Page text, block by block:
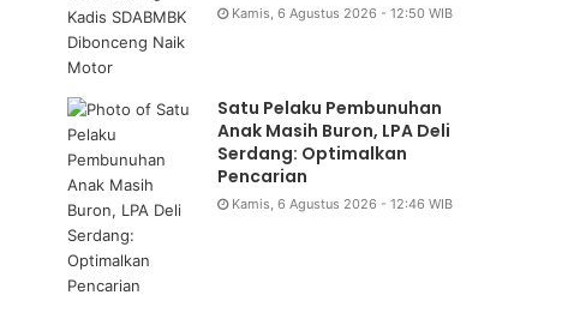
Kamis, 6 Agustus 2026 - 12:50 WIB
Satu Pelaku Pembunuhan
Anak Masih Buron, LPA Deli
Serdang: Optimalkan
Pencarian
Kamis, 6 Agustus 2026 - 12:46 WIB